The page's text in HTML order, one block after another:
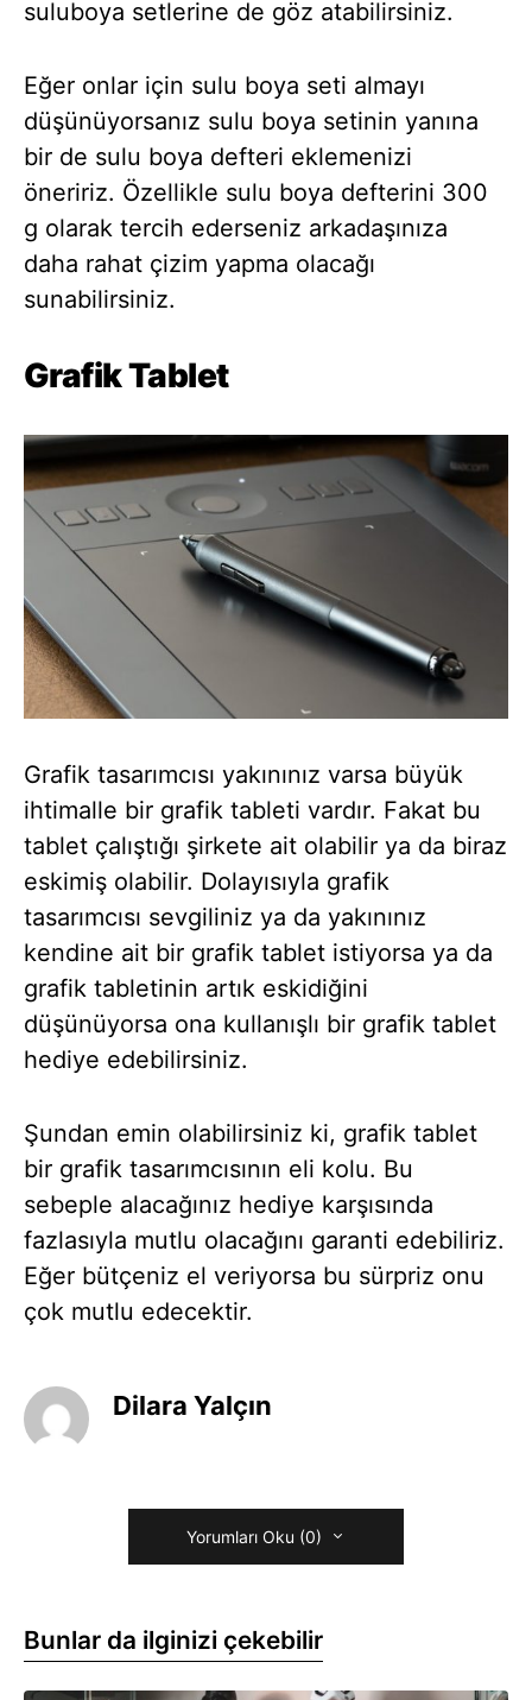
suluboya setlerine de göz atabilirsiniz.
Eğer onlar için sulu boya seti almayı
düşünüyorsanız sulu boya setinin yanına
bir de sulu boya defteri eklemenizi
öneririz. Özellikle sulu boya defterini 300
g olarak tercih ederseniz arkadaşınıza
daha rahat çizim yapma olacağı
sunabilirsiniz.
Grafik Tablet
Grafik tasarımcısı yakınınız varsa büyük
ihtimalle bir grafik tableti vardır. Fakat bu
tablet çalıştığı şirkete ait olabilir ya da biraz
eskimiş olabilir. Dolayısıyla grafik
tasarımcısı sevgiliniz ya da yakınınız
kendine ait bir grafik tablet istiyorsa ya da
grafik tabletinin artık eskidiğini
düşünüyorsa ona kullanışlı bir grafik tablet
hediye edebilirsiniz.
Şundan emin olabilirsiniz ki, grafik tablet
bir grafik tasarımcısının eli kolu. Bu
sebeple alacağınız hediye karşısında
fazlasıyla mutlu olacağını garanti edebiliriz.
Eğer bütçeniz el veriyorsa bu sürpriz onu
çok mutlu edecektir.
Dilara Yalçın
Yorumları Oku (0)
Bunlar da ilginizi çekebilir